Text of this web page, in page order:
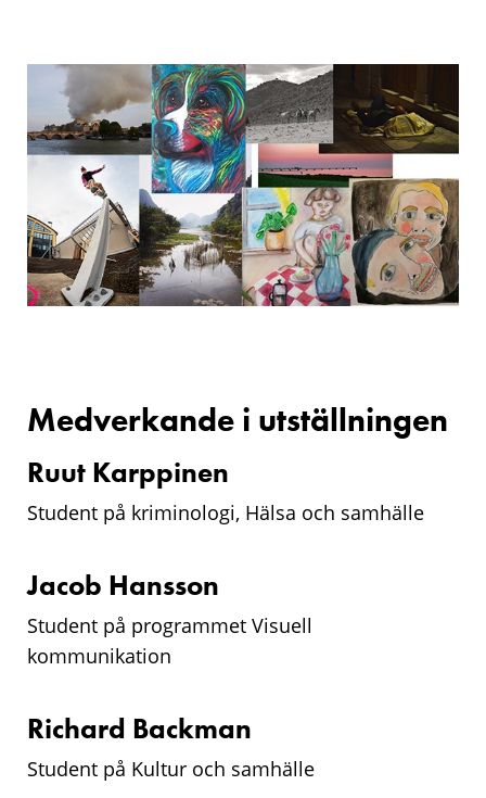
Studenternas
galleri
#27
Medverkande i utställningen
Ruut Karppinen
Student på kriminologi, Hälsa och samhälle
Jacob Hansson
Student på programmet Visuell
kommunikation
Richard Backman
Student på Kultur och samhälle